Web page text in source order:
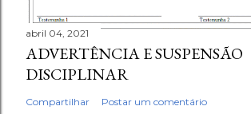
abril 04, 2021
ADVERTÊNCIA E SUSPENSÃO
DISCIPLINAR
Compartilhar Postar um comentário